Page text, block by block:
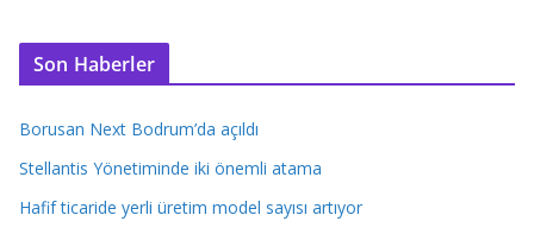
Son Haberler
Borusan Next Bodrum’da açıldı
Stellantis Yönetiminde iki önemli atama
Hafif ticaride yerli üretim model sayısı artıyor